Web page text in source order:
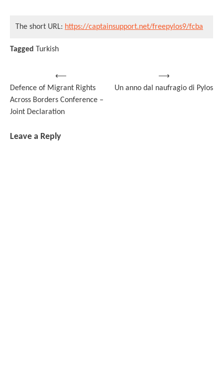
The short URL: https://captainsupport.net/freepylos9/fcba
Tagged Turkish
navigation
⟵
Defence of Migrant Rights
Across Borders Conference –
Joint Declaration
Un anno dal naufragio di Pylos
⟶
Leave a Reply